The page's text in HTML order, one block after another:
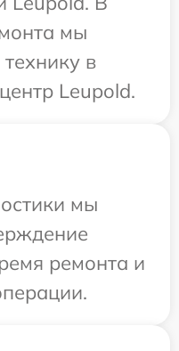
мы
в
Leupold.
мы
ремонта и